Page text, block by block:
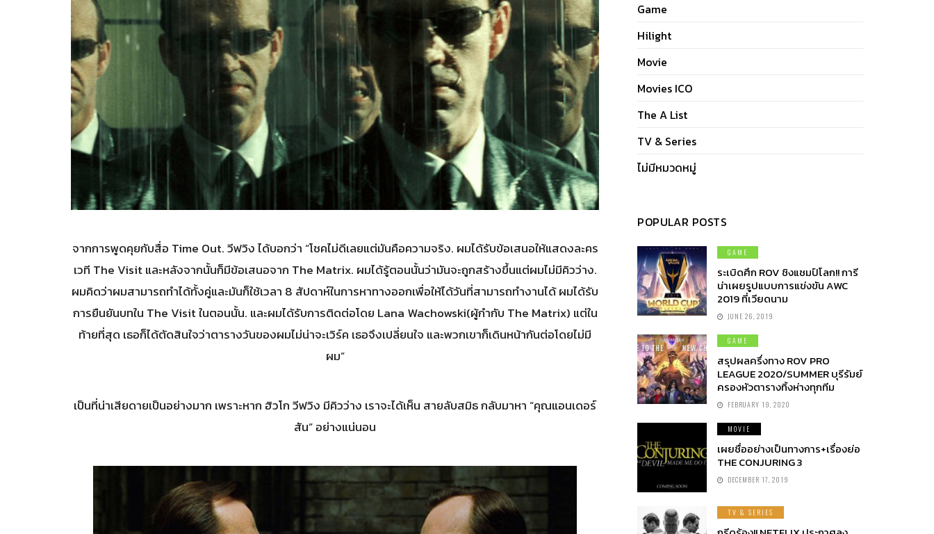
จากการพูดคุยกับสื่อ Time Out. วีฟวิง ได้บอกว่า “โชคไม่ดีเลยแต่มันคือความจริง. ผมได้รับข้อเสนอให้แสดงละคร
เวที The Visit และหลังจากนั้นก็มีข้อเสนอจาก The Matrix. ผมได้รู้ตอนนั้นว่ามันจะถูกสร้างขึ้นแต่ผมไม่มีคิวว่าง.
ผมคิดว่าผมสามารถทำได้ทั้งคู่และมันก็ใช้เวลา 8 สัปดาห์ในการหาทางออกเพื่อให้ได้วันที่สามารถทำงานได้ ผมได้รับ
การยืนยันบทใน The Visit ในตอนนั้น. และผมได้รับการติดต่อโดย Lana Wachowski(ผู้กำกับ The Matrix) แต่ใน
ท้ายที่สุด เธอก็ได้ตัดสินใจว่าตารางวันของผมไม่น่าจะเวิร์ค เธอจึงเปลี่ยนใจ และพวกเขาก็เดินหน้ากันต่อโดยไม่มี
ผม”
เป็นที่น่าเสียดายเป็นอย่างมาก เพราะหาก ฮิวโก วีฟวิง มีคิวว่าง เราจะได้เห็น สายลับสมิธ กลับมาหา “คุณแอนเดอร์
สัน” อย่างแน่นอน
Game
Hilight
Movie
Movies ICO
The A List
TV & Series
ไม่มีหมวดหมู่
POPULAR POSTS
GAME
ระเบิดศึก ROV ชิงแชมป์โลก!! การี
น่าเผยรูปแบบการแข่งขัน AWC
2019 ที่เวียดนาม
JUNE 26, 2019
GAME
สรุปผลครึ่งทาง ROV PRO
LEAGUE 2020/SUMMER บุรีรัมย์
ครองหัวตารางทิ้งห่างทุกทีม
FEBRUARY 19, 2020
MOVIE
เผยชื่ออย่างเป็นทางการ+เรื่องย่อ
THE CONJURING 3
DECEMBER 17, 2019
TV & SERIES